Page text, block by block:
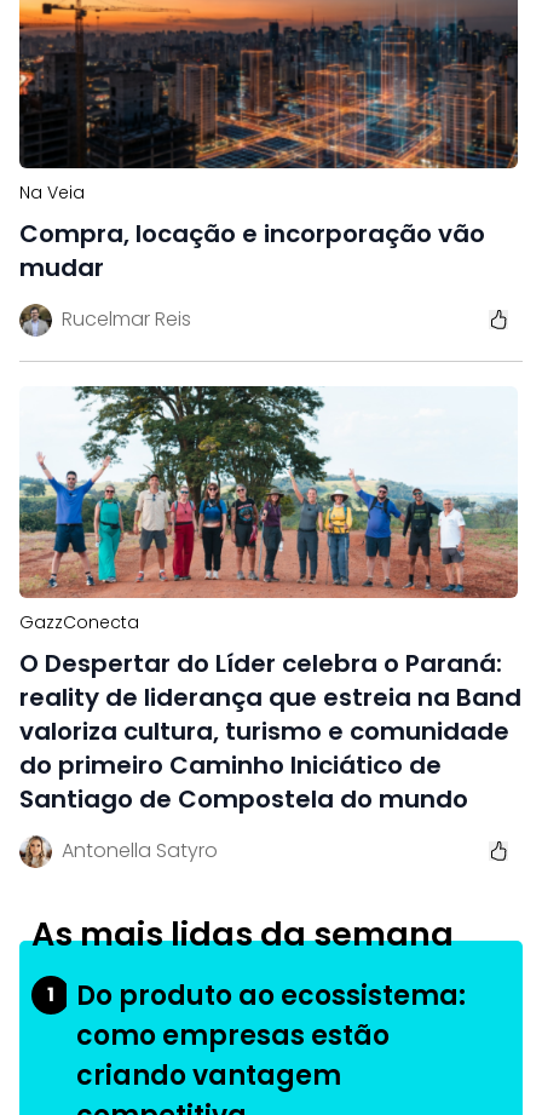
Na Veia
Compra, locação e incorporação vão
mudar
Rucelmar Reis
GazzConecta
O Despertar do Líder celebra o Paraná:
reality de liderança que estreia na Band
valoriza cultura, turismo e comunidade
do primeiro Caminho Iniciático de
Santiago de Compostela do mundo
Antonella Satyro
As mais lidas da semana
1
Do produto ao ecossistema:
como empresas estão
criando vantagem